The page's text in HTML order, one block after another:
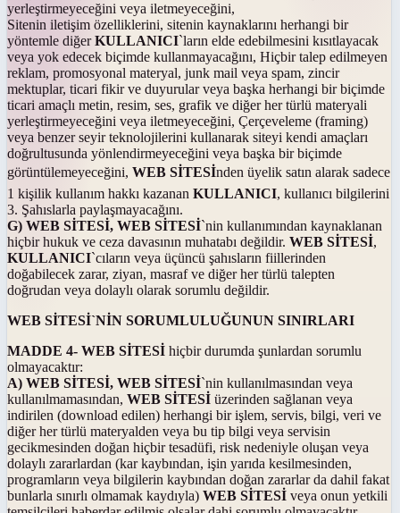
yerleştirmeyeceğini veya iletmeyeceğini,
Sitenin iletişim özelliklerini, sitenin kaynaklarını herhangi bir
yöntemle diğerKULLANICI`ların elde edebilmesini kısıtlayacak
veya yok edecek biçimde kullanmayacağını, Hiçbir talep edilmeyen
reklam, promosyonal materyal, junk mail veya spam, zincir
mektuplar, ticari fikir ve duyurular veya başka herhangi bir biçimde
ticari amaçlı metin, resim, ses, grafik ve diğer her türlü materyali
yerleştirmeyeceğini veya iletmeyeceğini, Çerçeveleme (framing)
veya benzer seyir teknolojilerini kullanarak siteyi kendi amaçları
doğrultusunda yönlendirmeyeceğini veya başka bir biçimde
görüntülemeyeceğini, WEB SİTESİnden üyelik satın alarak sadece
1 kişilik kullanım hakkı kazanan KULLANICI, kullanıcı bilgilerini
3. Şahıslarla paylaşmayacağını.
G) WEB SİTESİ, WEB SİTESİ`nin kullanımından kaynaklanan
hiçbir hukuk ve ceza davasının muhatabı değildir. WEB SİTESİ,
KULLANICI`cıların veya üçüncü şahısların fiillerinden
doğabilecek zarar, ziyan, masraf ve diğer her türlü talepten
doğrudan veya dolaylı olarak sorumlu değildir.
WEB SİTESİ`NİN SORUMLULUĞUNUN SINIRLARI
MADDE 4- WEB SİTESİ hiçbir durumda şunlardan sorumlu
olmayacaktır:
A) WEB SİTESİ, WEB SİTESİ`nin kullanılmasından veya
kullanılmamasından, WEB SİTESİ üzerinden sağlanan veya
indirilen (download edilen) herhangi bir işlem, servis, bilgi, veri ve
diğer her türlü materyalden veya bu tip bilgi veya servisin
gecikmesinden doğan hiçbir tesadüfi, risk nedeniyle oluşan veya
dolaylı zararlardan (kar kaybından, işin yarıda kesilmesinden,
programların veya bilgilerin kaybından doğan zararlar da dahil fakat
bunlarla sınırlı olmamak kaydıyla) WEB SİTESİ veya onun yetkili